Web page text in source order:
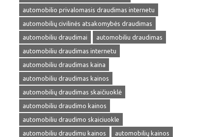
automobilio privalomasis draudimas internetu
automobilių civilinės atsakomybės draudimas
automobiliu draudimai
automobiliu draudimas
automobiliu draudimas internetu
automobiliu draudimas kaina
automobiliu draudimas kainos
automobilių draudimas skaičiuoklė
automobiliu draudimo kainos
automobiliu draudimo skaiciuokle
automobiliu draudimu kainos
automobilių kainos